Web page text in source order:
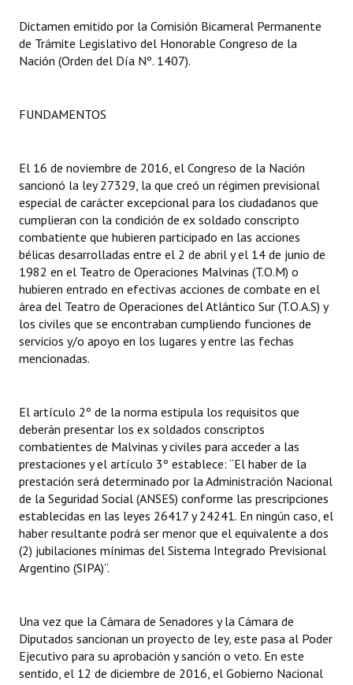
Actas de Sesión
Ejecución Presupuestaria
NORMATIVA
Comunicaciones
Declaraciones
Resoluciones
Resoluciones de Presidencia
INSTITUCIONAL
Noticias Destacadas
Registros y Distinciones
Datos Históricos
Premio al Mérito - Registro
Audiencias Públicas - Registro
Mujeres que Dejaron Huellas - Registro
Ciudadano Ilustre - Registro
Banca del Vecino - Registro
Dictamen emitido por la Comisión Bicameral Permanente
de Trámite Legislativo del Honorable Congreso de la
Nación (Orden del Día Nº. 1407).
FUNDAMENTOS
El 16 de noviembre de 2016, el Congreso de la Nación
sancionó la ley 27329, la que creó un régimen previsional
especial de carácter excepcional para los ciudadanos que
cumplieran con la condición de ex soldado conscripto
combatiente que hubieren participado en las acciones
bélicas desarrolladas entre el 2 de abril y el 14 de junio de
1982 en el Teatro de Operaciones Malvinas (T.O.M) o
hubieren entrado en efectivas acciones de combate en el
área del Teatro de Operaciones del Atlántico Sur (T.O.A.S) y
los civiles que se encontraban cumpliendo funciones de
servicios y/o apoyo en los lugares y entre las fechas
mencionadas.
El artículo 2º de la norma estipula los requisitos que
deberán presentar los ex soldados conscriptos
combatientes de Malvinas y civiles para acceder a las
prestaciones y el artículo 3º establece: “El haber de la
prestación será determinado por la Administración Nacional
de la Seguridad Social (ANSES) conforme las prescripciones
establecidas en las leyes 26417 y 24241. En ningún caso, el
haber resultante podrá ser menor que el equivalente a dos
(2) jubilaciones mínimas del Sistema Integrado Previsional
Argentino (SIPA)”.
Una vez que la Cámara de Senadores y la Cámara de
Diputados sancionan un proyecto de ley, este pasa al Poder
Ejecutivo para su aprobación y sanción o veto. En este
sentido, el 12 de diciembre de 2016, el Gobierno Nacional